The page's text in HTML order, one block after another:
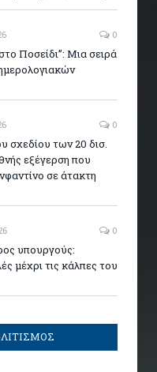
0
Ποσείδι”: Μια σειρά
0
σχεδίου των 20 δισ.
εξέγερση που
σε άτακτη
0
υπουργούς:
μέχρι τις κάλπες του